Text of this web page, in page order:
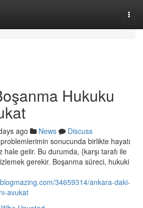
Hukuku
ago News
Discuss
sonucunda birlikte hayatı
hale gelir. Bu durumda, {karşı tarafı ile
gerekir. Boşanma süreci, hukuki
34659314/ankara-daki-
avukat